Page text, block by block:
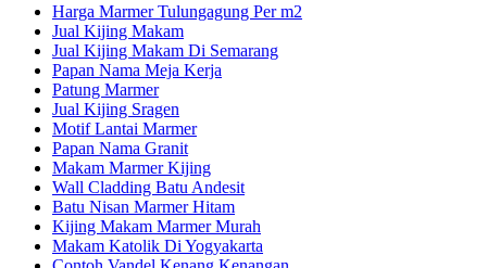
Harga Marmer Tulungagung Per m2
Jual Kijing Makam
Jual Kijing Makam Di Semarang
Papan Nama Meja Kerja
Patung Marmer
Jual Kijing Sragen
Motif Lantai Marmer
Papan Nama Granit
Makam Marmer Kijing
Wall Cladding Batu Andesit
Batu Nisan Marmer Hitam
Kijing Makam Marmer Murah
Makam Katolik Di Yogyakarta